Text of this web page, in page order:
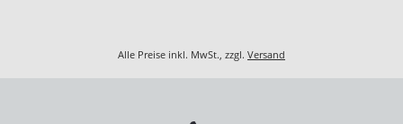
Alle Preise inkl. MwSt., zzgl. Versand